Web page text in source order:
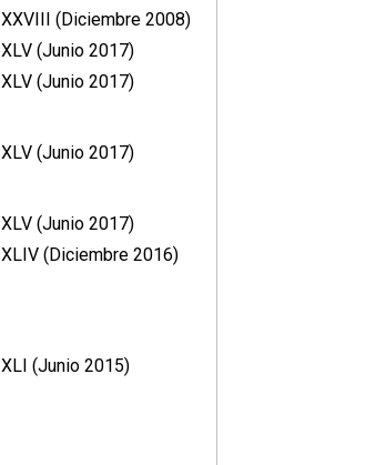
XXVIII (Diciembre 2008)
XLV (Junio 2017)
XLV (Junio 2017)
XLV (Junio 2017)
XLV (Junio 2017)
XLIV (Diciembre 2016)
XLI (Junio 2015)